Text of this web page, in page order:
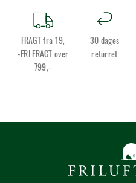
FRAGT fra 19,
-FRI FRAGT over
799,-
30 dages
returret